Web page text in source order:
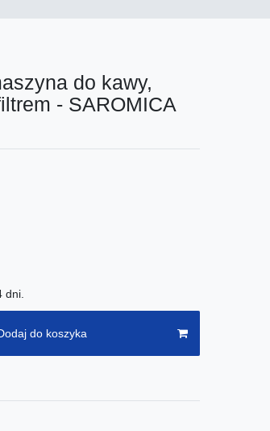
do kawy,
- SAROMICA
dni.
do koszyka